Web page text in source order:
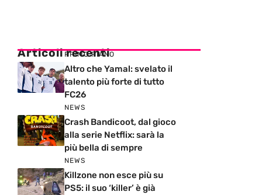
Articoli recenti
PRIMO PIANO
Altro che Yamal: svelato il
talento più forte di tutto
FC26
NEWS
Crash Bandicoot, dal gioco
alla serie Netflix: sarà la
più bella di sempre
NEWS
Killzone non esce più su
PS5: il suo ‘killer’ è già